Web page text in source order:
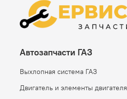
Автозапчасти ГАЗ
Выхлопная система ГАЗ
Двигатель и элементы двигателя